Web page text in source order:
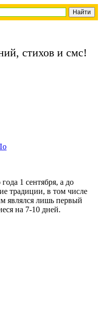
стихов и смс!
1 сентября, а до
традиции, в том числе
являлся лишь первый
на 7-10 дней.